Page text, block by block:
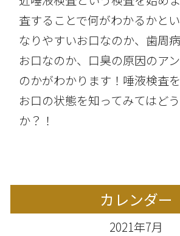
査することで何がわかるかと
なりやすいお口なのか、歯周
お口なのか、口臭の原因のア
のかがわかります！唾液検査
お口の状態を知ってみてはど
か？！
カレンダー
2021年7月